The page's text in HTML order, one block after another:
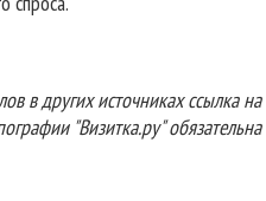
в других источниках ссылка на
"Визитка.ру" обязательна